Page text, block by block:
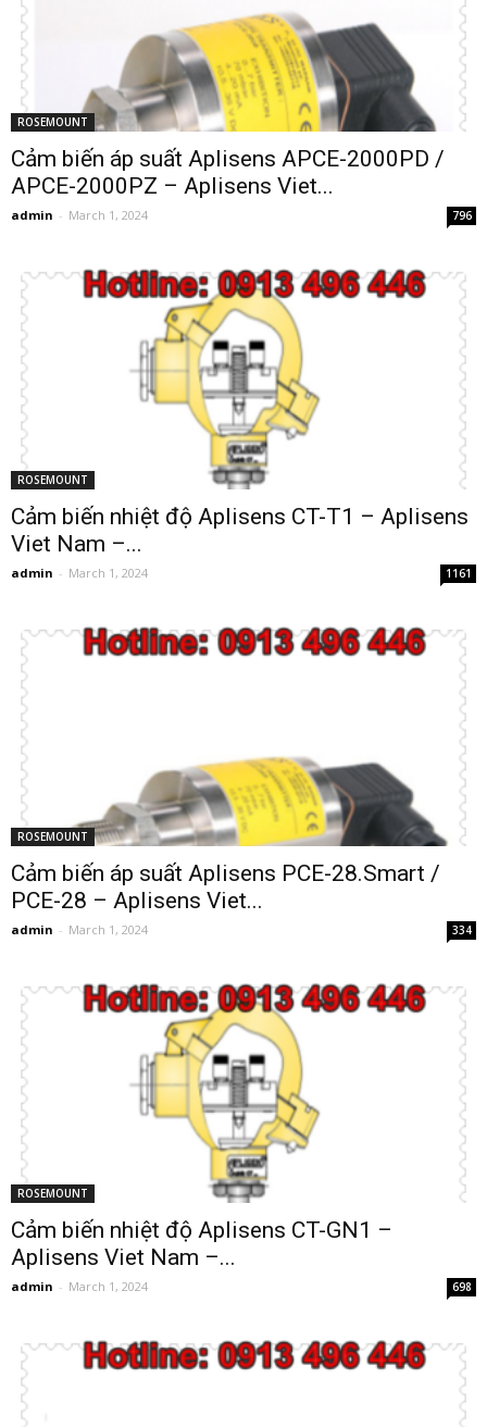
ROSEMOUNT
Cảm biến áp suất Aplisens APCE-2000PD /
APCE-2000PZ – Aplisens Viet...
admin - March 1, 2024 796
ROSEMOUNT
Cảm biến nhiệt độ Aplisens CT-T1 – Aplisens
Viet Nam –...
admin - March 1, 2024 1161
ROSEMOUNT
Cảm biến áp suất Aplisens PCE-28.Smart /
PCE-28 – Aplisens Viet...
admin - March 1, 2024 334
ROSEMOUNT
Cảm biến nhiệt độ Aplisens CT-GN1 –
Aplisens Viet Nam –...
admin - March 1, 2024 698